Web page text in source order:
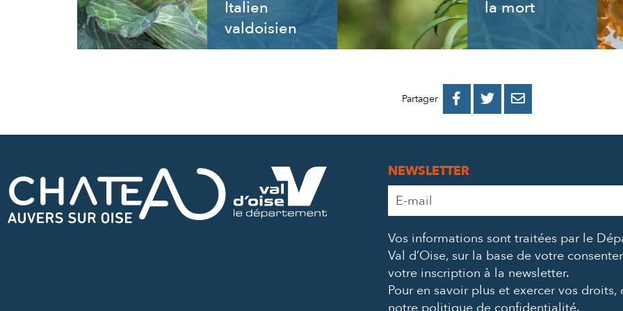
Italien
valdoisien
la mort
Partager 
PARTAGER
PARTAGER
PARTAGER
NEWSLETTER
Adresse
e-
*
Vos informations sont traitées par le
Val d’Oise, sur la base de votre
votre inscription à la newsletter.
Pour en savoir plus et exercer vos droits,